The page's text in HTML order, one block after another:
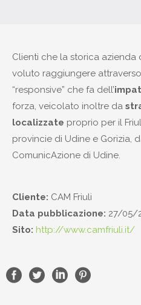
Clienti che la storica azienda
voluto raggiungere
“responsive” che fa dell’
forza, veicolato inoltre da
localizzate proprio per il
provincie di Udine e Gorizia,
ComunicAzione di Udine.
Cliente: CAM Friuli
Data pubblicazione: 27/05/
Sito: http://www.camfriuli.it/